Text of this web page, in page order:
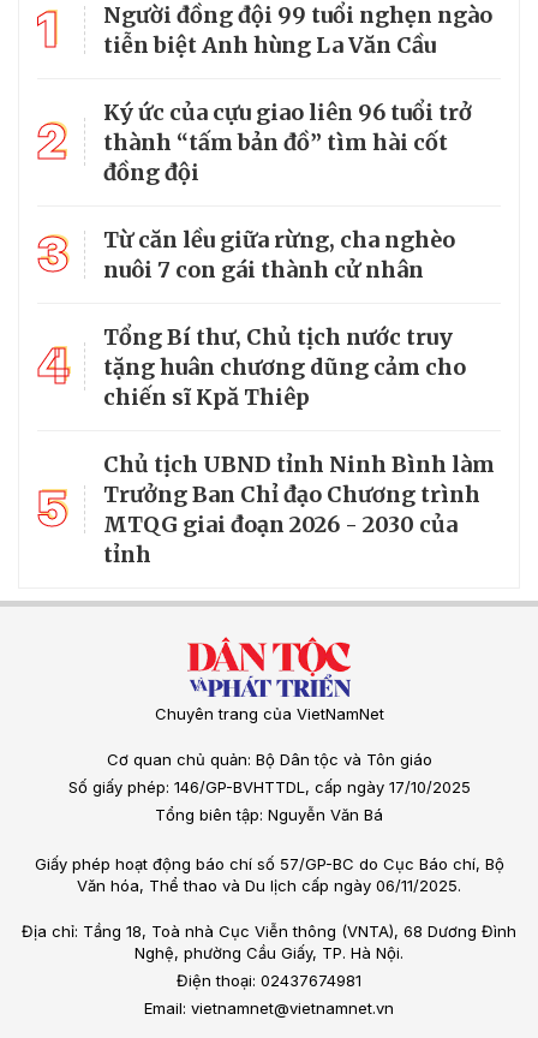
1
Người đồng đội 99 tuổi nghẹn ngào
tiễn biệt Anh hùng La Văn Cầu
2
Ký ức của cựu giao liên 96 tuổi trở
thành “tấm bản đồ” tìm hài cốt
đồng đội
3
Từ căn lều giữa rừng, cha nghèo
nuôi 7 con gái thành cử nhân
4
Tổng Bí thư, Chủ tịch nước truy
tặng huân chương dũng cảm cho
chiến sĩ Kpă Thiêp
5
Chủ tịch UBND tỉnh Ninh Bình làm
Trưởng Ban Chỉ đạo Chương trình
MTQG giai đoạn 2026 - 2030 của
tỉnh
Chuyên trang của VietNamNet
Cơ quan chủ quản: Bộ Dân tộc và Tôn giáo
Số giấy phép: 146/GP-BVHTTDL, cấp ngày 17/10/2025
Tổng biên tập: Nguyễn Văn Bá
Giấy phép hoạt động báo chí số 57/GP-BC do Cục Báo chí, Bộ
Văn hóa, Thể thao và Du lịch cấp ngày 06/11/2025.
Địa chỉ: Tầng 18, Toà nhà Cục Viễn thông (VNTA), 68 Dương Đình
Nghệ, phường Cầu Giấy, TP. Hà Nội.
Điện thoại: 02437674981
Email: vietnamnet@vietnamnet.vn